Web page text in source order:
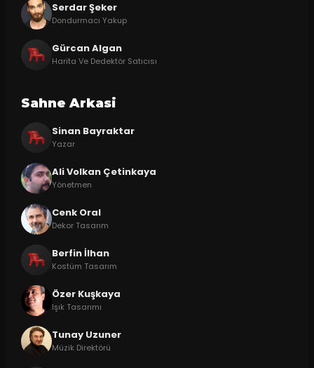
Serdar Şeker
Dondurmacı Yakup
Gürcan Algan
Harita Ve Dedektör Satıcısı
Sahne Arkasi
Sinan Bayraktar
Yazar
Ali Volkan Çetinkaya
Yönetmen
Cenk Oral
Dekor Tasarım
Berfin İlhan
Kostüm Tasarım
Özer Kuşkaya
Işık Tasarımı
Tunay Uzuner
Müzik Direktörü